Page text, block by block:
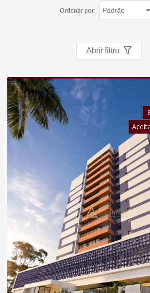
Política de privacidade
Negocie seu imóvel
Imóveis favoritos
Contato
Ordenar por:
Abrir filtro